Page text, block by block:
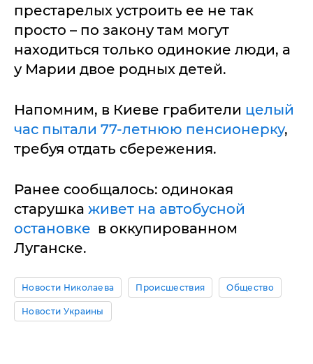
престарелых устроить ее не так
просто – по закону там могут
находиться только одинокие люди, а
у Марии двое родных детей.
Напомним, в Киеве грабители целый
час пытали 77-летнюю пенсионерку,
требуя отдать сбережения.
Ранее сообщалось: одинокая
старушка живет на автобусной
остановке в оккупированном
Луганске.
Новости Николаева Происшествия Общество
Новости Украины